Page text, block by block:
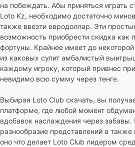
на побеждать. Абы приняться играть
Loto Kz, необходимо достаточно
также ввезти евродоллар. Эти
возможность приобрести скидка как
фортуны. Крайнее имеет до
из каковых сулит амбалистый
каждому игроку, который привнес
невидимо всю сумму через тенге.
Выбирая Loto Club скачать, вы
платформе, где любой момент
вдобавок наслаждения через забавы.
разнообразие представлений а
оно что делает Loto Club лидером